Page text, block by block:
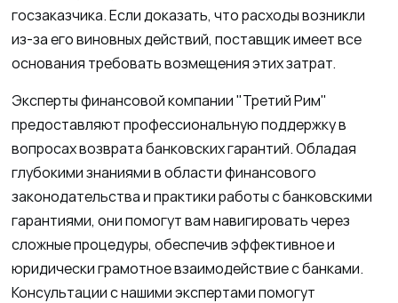
госзаказчика. Если доказать, что расходы возникли
из-за его виновных действий, поставщик имеет все
основания требовать возмещения этих затрат.
Эксперты финансовой компании "Третий Рим"
предоставляют профессиональную поддержку в
вопросах возврата банковских гарантий. Обладая
глубокими знаниями в области финансового
законодательства и практики работы с банковскими
гарантиями, они помогут вам навигировать через
сложные процедуры, обеспечив эффективное и
юридически грамотное взаимодействие с банками.
Консультации с нашими экспертами помогут